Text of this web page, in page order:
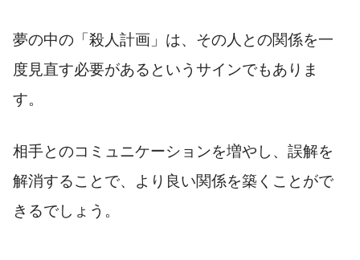
夢の中の「殺人計画」は、その人との関係を一
度見直す必要があるというサインでもありま
す。
相手とのコミュニケーションを増やし、誤解を
解消することで、より良い関係を築くことがで
きるでしょう。